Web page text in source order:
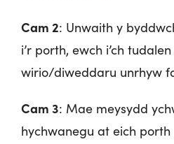
Cam 2: Unwaith y
i’r porth, ewch i’ch
wirio/diweddaru unrhyw
Cam 3: Mae meysydd
hychwanegu at eich